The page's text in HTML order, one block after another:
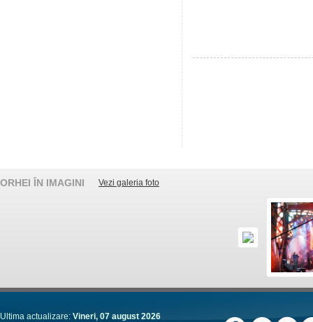
ORHEI ÎN IMAGINI Vezi galeria foto
Ultima actualizare: Vineri, 07 august 2026